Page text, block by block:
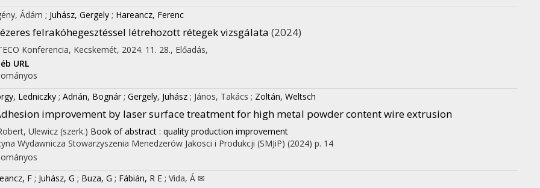
Ádám ; Juhász, Gergely ; Hareancz, Ferenc
felrakóhegesztéssel létrehozott rétegek vizsgálata (2024)
Konferencia, Kecskemét, 2024. 11. 28., Előadás,
URL
Ledniczky ; Adrián, Bognár ; Gergely, Juhász ; János, Takács ; Zoltán, Weltsch
improvement by laser surface treatment for high metal powder content wire extrusion
Ulewicz (szerk.) Book of abstract : quality production improvement
Wydawnicza Stowarzyszenia Menedzerów Jakosci i Produkcji (SMJiP) (2024) p. 14
F ; Juhász, G ; Buza, G ; Fábián, R E ; Vida, Á ✉